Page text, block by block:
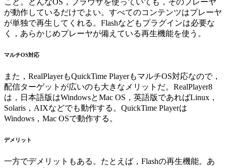
こと。どんなOS，ブラウザを使っていても，そのプレーヤ
が動作しているだけでよい。すべてのコンテンツはプレーヤ
が単独で再生してくれる。Flashなどもプラグインは必要な
く，あらかじめプレーヤが備えている再生機能を使う。
マルチOS対応
また，RealPlayerもQuickTime PlayerもマルチOS対応なので，
配信ターゲットが広いのも大きなメリットだ。RealPlayer8
は，日本語版はWindowsとMac OS，英語版であればLinux，
Solaris，AIXなどでも動作する。QuickTime Playerは
Windows，Mac OSで動作する。
デメリット
一方でデメリットもある。たとえば，Flashの再生機能。あ